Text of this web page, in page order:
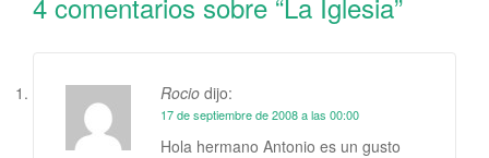
Rocio dijo:
17 de septiembre de 2008 a las 00:00
Hola hermano Antonio es un gusto